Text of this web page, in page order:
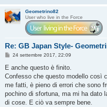
Geometrino82
User who live in the Force
Re: GB Japan Style-
M
s
a
g
i
o
24 settembre 2017, 22:09
E anche questo è finito.
Confesso che questo modello così
me fatti, è pieno di errori che sono
pochino di sfortuna, ma mi ha dato
di cose. E ciò va sempre bene.